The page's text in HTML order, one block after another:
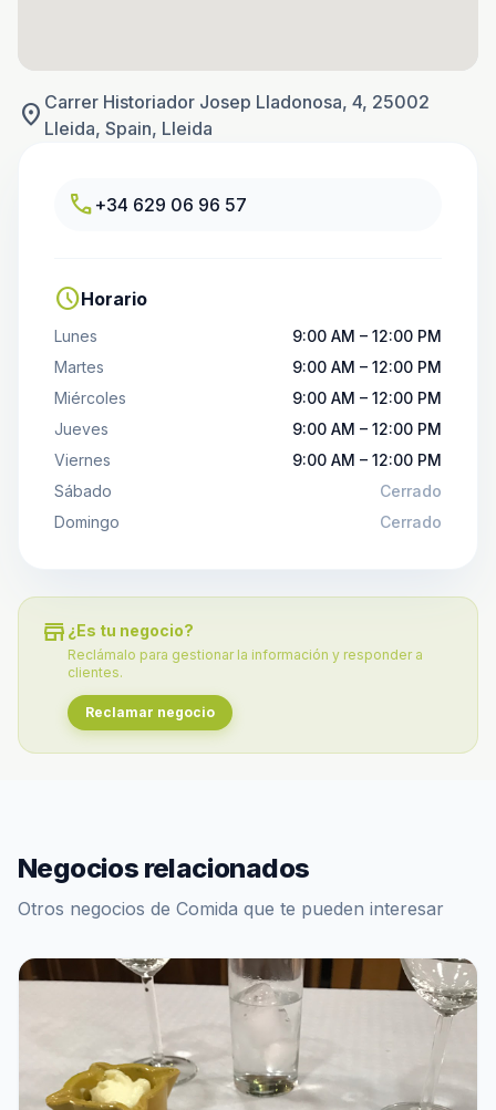
location_on Carrer Historiador Josep Lladonosa, 4, 25002
Lleida, Spain, Lleida
call +34 629 06 96 57
scheduleHorario
Lunes
9:00 AM – 12:00 PM
Martes
9:00 AM – 12:00 PM
Miércoles
9:00 AM – 12:00 PM
Jueves
9:00 AM – 12:00 PM
Viernes
9:00 AM – 12:00 PM
Sábado
Cerrado
Domingo
Cerrado
store ¿Es tu negocio?
Reclámalo para gestionar la información y responder a
clientes.
Reclamar negocio
Negocios relacionados
Otros negocios de Comida que te pueden interesar